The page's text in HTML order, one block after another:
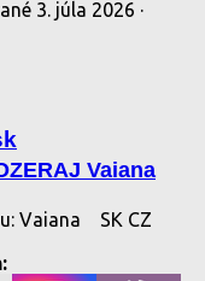
3. júla 2026 ·
Vaiana
Vaiana
SK CZ